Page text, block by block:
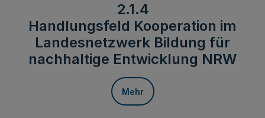
2.1.4
Handlungsfeld Kooperation im
Landesnetzwerk Bildung für
nachhaltige Entwicklung NRW
Mehr